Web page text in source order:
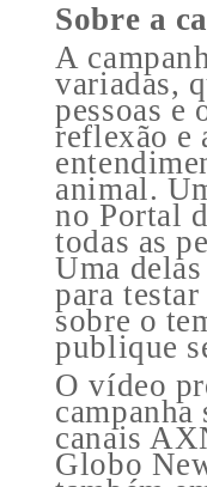
Sobre a
A
variadas,
pessoas e
reflexão e
animal.
no Portal
todas as
Uma
para
sobre o
publique
O vídeo
canais
Globo